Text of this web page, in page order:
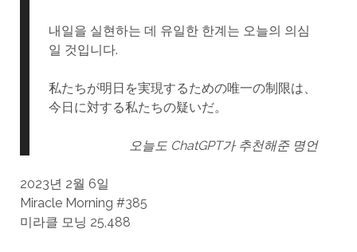
내일을 실현하는 데 유일한 한계는 오늘의 의심
일 것입니다.
私たちが明日を実現するための唯一の制限は、
今日に対する私たちの疑いだ。
오늘도 ChatGPT가 추천해준 명언
2023년 2월 6일
Miracle Morning #385
미라클 모닝 25,488